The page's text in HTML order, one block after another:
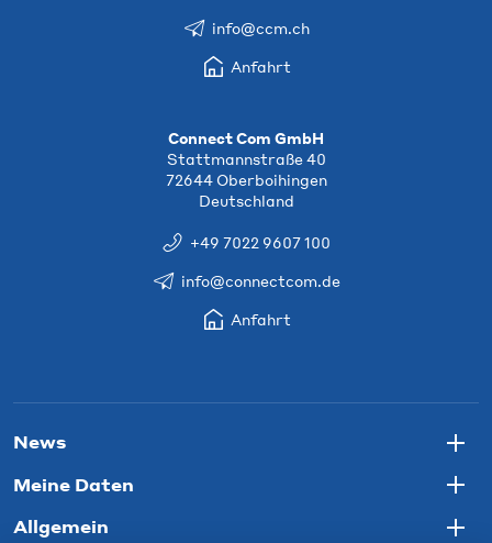
info@ccm.ch
Anfahrt
Connect Com GmbH
Stattmannstraße 40
72644 Oberboihingen
Deutschland
+49 7022 9607 100
info@connectcom.de
Anfahrt
News
Meine Daten
Allgemein